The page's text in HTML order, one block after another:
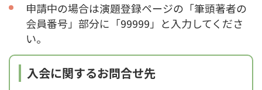
申請中の場合は演題登録ページの「筆頭著者の
会員番号」部分に「99999」と入力してくださ
い。
入会に関するお問合せ先